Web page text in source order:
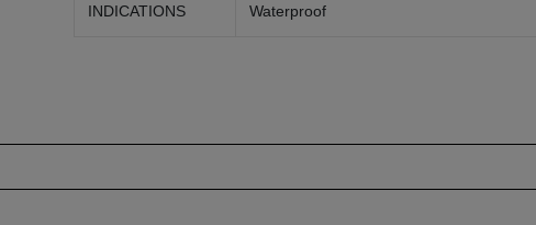
INDICATIONS Waterproof